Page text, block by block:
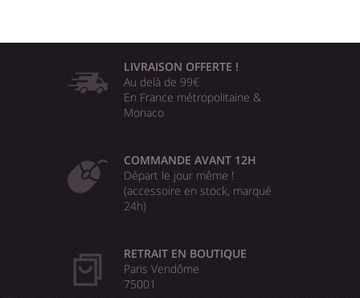
LIVRAISON OFFERTE !
Au delà de 99€
En France métropolitaine &
Monaco
COMMANDE AVANT 12H
Départ le jour même !
(accessoire en stock, marqué
24h)
RETRAIT EN BOUTIQUE
Paris Vendôme
75001